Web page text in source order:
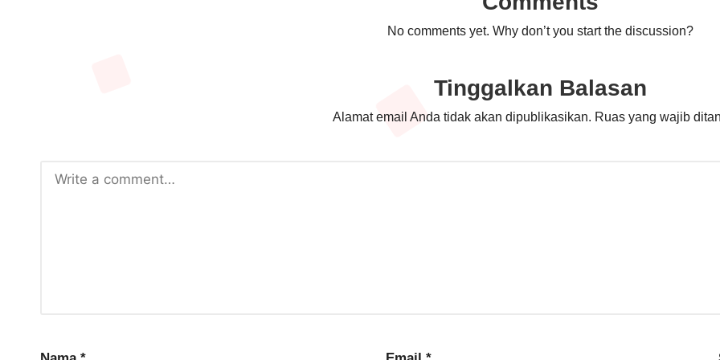
No comments yet. Why don’t you start the discussion?
Tinggalkan Balasan
Alamat email Anda tidak akan dipublikasikan. Ruas yang wajib